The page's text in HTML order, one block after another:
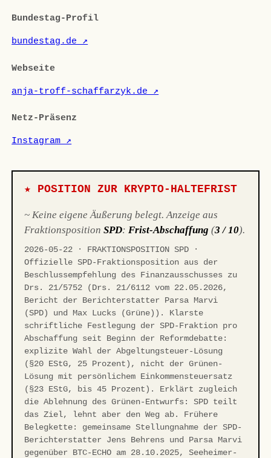
Bundestag-Profil
bundestag.de ↗
Webseite
anja-troff-schaffarzyk.de ↗
Netz-Präsenz
Instagram ↗
★ POSITION ZUR KRYPTO-HALTEFRIST
~ Keine eigene Äußerung belegt. Anzeige aus
FraktionspositionSPD:Frist-Abschaffung (3 / 10).
2026-05-22 · FRAKTIONSPOSITION SPD ·
Offizielle SPD-Fraktionsposition aus der
Beschlussempfehlung des Finanzausschusses zu
Drs. 21/5752 (Drs. 21/6112 vom 22.05.2026,
Bericht der Berichterstatter Parsa Marvi
(SPD) und Max Lucks (Grüne)). Klarste
schriftliche Festlegung der SPD-Fraktion pro
Abschaffung seit Beginn der Reformdebatte:
explizite Wahl der Abgeltungsteuer-Lösung
(§20 EStG, 25 Prozent), nicht der Grünen-
Lösung mit persönlichem Einkommensteuersatz
(§23 EStG, bis 45 Prozent). Erklärt zugleich
die Ablehnung des Grünen-Entwurfs: SPD teilt
das Ziel, lehnt aber den Weg ab. Frühere
Belegkette: gemeinsame Stellungnahme der SPD-
Berichterstatter Jens Behrens und Parsa Marvi
gegenüber BTC-ECHO am 28.10.2025, Seeheimer-